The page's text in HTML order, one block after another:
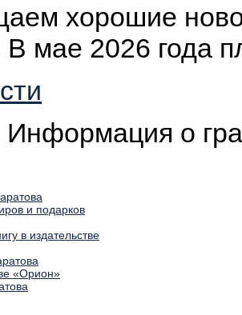
хорошие
В мае 2026 года
Информация о
и подарков
в издательстве
«Орион»